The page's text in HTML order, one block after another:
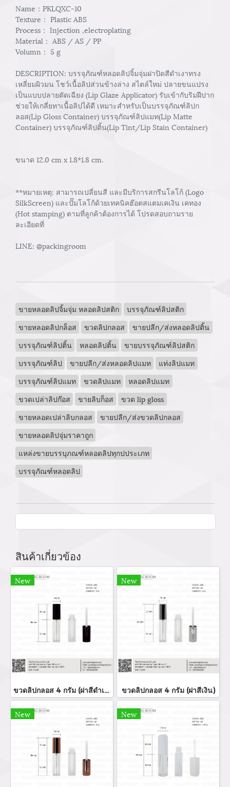
Name：PKLQXC-10
Texture： Plastic ABS
Process： Injection ,electroplating
Material： ABS / AS / PP
Volumn： 5 g
DESCRIPTION: บรรจุภัณฑ์หลอดลิปจิ้มจุ่มฝาปิดสีดำเงาทรง
เหลี่ยมผิวมน โชว์เนื้อลิปส่วนข้างล่าง สไตล์ใหม่ ปลายขนแปรง
เป็นแบบปลายตัดเฉียง (Lip Glaze Applicator) รับเข้ากับริมฝีปาก
ช่วยให้เกลี่ยทาเนื้อลิปได้ดี เหมาะสำหรับเป็นบรรจุภัณฑ์ลิปก
ลอส(Lip Gloss Container) บรรจุภัณฑ์ลิปแมท(Lip Matte
Container) บรรจุภัณฑ์ลิปติ้น(Lip Tint/Lip Stain Container)
ขนาด 12.0 cm x 1.8*1.8 cm.
**หมายเหตุ: สามารถเปลี่ยนสี และมีบริการสกรีนโลโก้ (Logo
SilkScreen) และปั๊มโลโก้ด้วยเทคนิคฮ๊อตสแตมเคเงิน เคทอง
(Hot stamping) ตามที่ลูกค้าต้องการได้ โปรดสอบถามราย
ละเอียดที่
LINE: @packingroom
ขายหลอดลิปจิ้มจุ่ม หลอดลิปสติก
บรรจุภัณฑ์ลิปสติก
ขายหลอดลิปกล็อส
ขวดลิปกลอส
ขายปลีก/ส่งหลอดลิปติ้น
บรรจุภัณฑ์ลิปติ้น
หลอดลิปติ้น
ขายบรรจุภัณฑ์ลิปสติก
บรรจุภัณฑ์ลิป
ขายปลีก/ส่งหลอดลิปแมท
แท่งลิปแมท
บรรจุภัณฑ์ลิปแมท
ขวดลิปแมท
หลอดลิปแมท
ขวดเปล่าลิปก๊อส
ขายลิบก็อส
ขวด lip gloss
ขายหลอดเปล่าลิบกลอส
ขายปลีก/ส่งขวดลิปกลอส
ขายหลอดลิปจุ่มราคาถูก
แหล่งขายบรรบุภณฑ์หลอดลิปทุกปประเภท
บรรจุภัณฑ์หลอดลิป
สินค้าเกี่ยวข้อง
New
ขวดลิปกลอส 4 กรัม (ฝาสีดำเงา)
New
ขวดลิปกลอส 4 กรัม (ฝาสีเงิน)
New New